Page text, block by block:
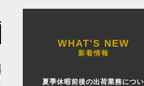
新着情報
夏季休暇前後の出荷業務につい